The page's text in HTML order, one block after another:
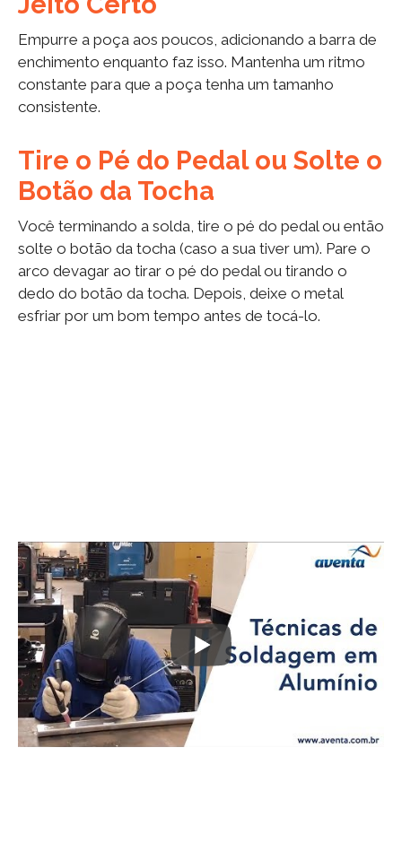
Empurre a poça aos poucos, adicionando a barra de
enchimento enquanto faz isso. Mantenha um ritmo
constante para que a poça tenha um tamanho
consistente.
Tire o Pé do Pedal ou Solte o
Botão da Tocha
Você terminando a solda, tire o pé do pedal ou então
solte o botão da tocha (caso a sua tiver um). Pare o
arco devagar ao tirar o pé do pedal ou tirando o
dedo do botão da tocha. Depois, deixe o metal
esfriar por um bom tempo antes de tocá-lo.